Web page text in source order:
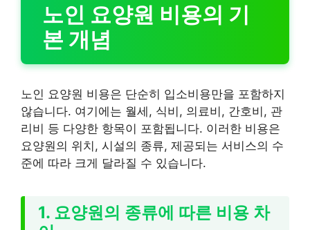
노인 요양원 비용의 기
본 개념
노인 요양원 비용은 단순히 입소비용만을 포함하지
않습니다. 여기에는 월세, 식비, 의료비, 간호비, 관
리비 등 다양한 항목이 포함됩니다. 이러한 비용은
요양원의 위치, 시설의 종류, 제공되는 서비스의 수
준에 따라 크게 달라질 수 있습니다.
1. 요양원의 종류에 따른 비용 차